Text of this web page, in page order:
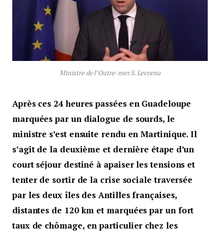
Ministre de l’Outre-mer S. Lecornu
Après ces 24 heures passées en Guadeloupe
marquées par un dialogue de sourds, le
ministre s’est ensuite rendu en Martinique. Il
s’agit de la deuxième et dernière étape d’un
court séjour destiné à apaiser les tensions et
tenter de sortir de la crise sociale traversée
par les deux îles des Antilles françaises,
distantes de 120 km et marquées par un fort
taux de chômage, en particulier chez les